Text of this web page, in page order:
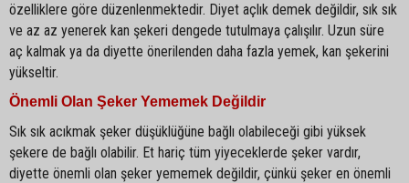
özelliklere göre düzenlenmektedir. Diyet açlık demek değildir, sık sık
ve az az yenerek kan şekeri dengede tutulmaya çalışılır. Uzun süre
aç kalmak ya da diyette önerilenden daha fazla yemek, kan şekerini
yükseltir.
Önemli Olan Şeker Yememek Değildir
Sık sık acıkmak şeker düşüklüğüne bağlı olabileceği gibi yüksek
şekere de bağlı olabilir. Et hariç tüm yiyeceklerde şeker vardır,
diyette önemli olan şeker yememek değildir, çünkü şeker en önemli